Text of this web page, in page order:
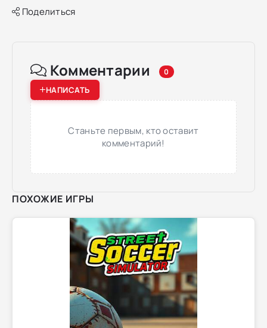
Поделиться
Комментарии 0
НАПИСАТЬ
Станьте первым, кто оставит
комментарий!
ПОХОЖИЕ ИГРЫ